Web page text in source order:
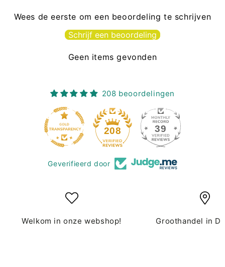
Wees de eerste om een beoordeling te schrijven
Schrijf een beoordeling
Geen items gevonden
208 beoordelingen
208 39
Geverifieerd door
Welkom in onze webshop! Groothandel in